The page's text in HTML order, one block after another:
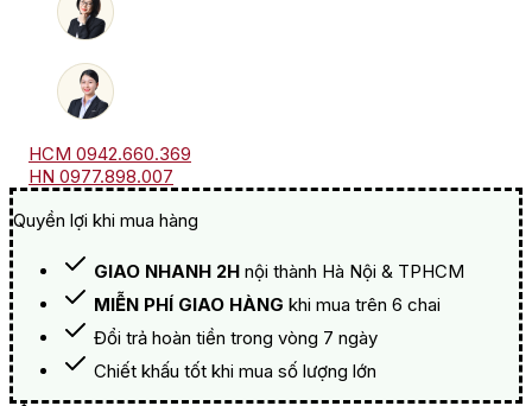
HCM 0942.660.369
HN 0977.898.007
Quyền lợi khi mua hàng
GIAO NHANH 2H nội thành Hà Nội & TPHCM
MIỄN PHÍ GIAO HÀNG khi mua trên 6 chai
Đổi trả hoàn tiền trong vòng 7 ngày
Chiết khấu tốt khi mua số lượng lớn